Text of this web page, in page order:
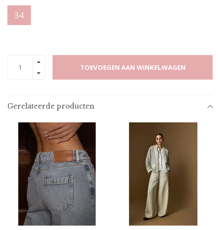
34
TOEVOEGEN AAN WINKELWAGEN
Gerelateerde producten